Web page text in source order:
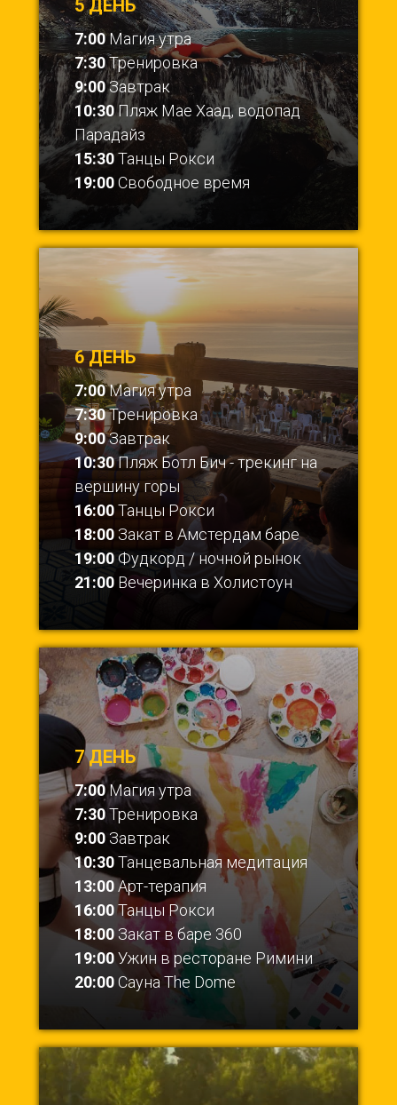
5 ДЕНЬ
7:00Магия утра
7:30Тренировка
9:00Завтрак
10:30Пляж Мае Хаад, водопад
Парадайз
15:30Танцы Рокси
19:00Свободное время
6 ДЕНЬ
7:00Магия утра
7:30Тренировка
9:00Завтрак
10:30Пляж Ботл Бич - трекинг на
вершину горы
16:00Танцы Рокси
18:00Закат в Амстердам баре
19:00 Фудкорд / ночной рынок
21:00 Вечеринка в Холистоун
7 ДЕНЬ
7:00Магия утра
7:30Тренировка
9:00 Завтрак
10:30Танцевальная медитация
13:00Арт-терапия
16:00Танцы Рокси
18:00 Закат в баре 360
19:00Ужин в ресторане Римини
20:00Сауна The Dome